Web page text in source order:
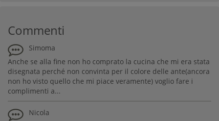
Commenti
Simoma
Anche se alla fine non ho comprato la cucina che mi era stata
disegnata perché non convinta per il colore delle ante(ancora
non ho visto quello che mi piace veramente) voglio fare i
complimenti a...
Nicola